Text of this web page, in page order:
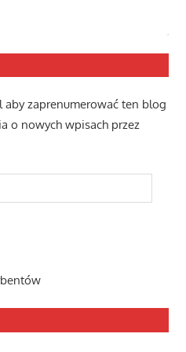
zaprenumerować ten blog
o nowych wpisach przez